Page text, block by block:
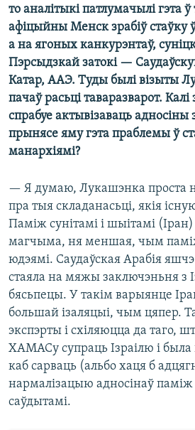
то аналітыкі патлумачылі гэта
афіцыйны Менск зрабіў стаўку
а на ягоных канкурэнтаў,
Пэрсыдзкай затокі —
Катар, ААЭ. Туды былі візыты
пачаў расьці таваразварот.
спрабуе актывізаваць адносіны
прынясе яму гэта праблемы ў
манархіямі?
— Я думаю, Лукашэнка проста
пра тыя складанасьці, якія
Паміж сунітамі і шыітамі
магчыма, ня меншая, чым
юдэямі. Саудаўская Арабія
стаяла на мяжы заключэньня з
бясьпецы. У такім варыянце
большай ізаляцыі, чым цяпер.
экспэрты і схіляюцца да таго,
ХАМАСу супраць Ізраілю і была
каб сарваць (альбо хаця б
нармалізацыю адносінаў паміж
саўдытамі.